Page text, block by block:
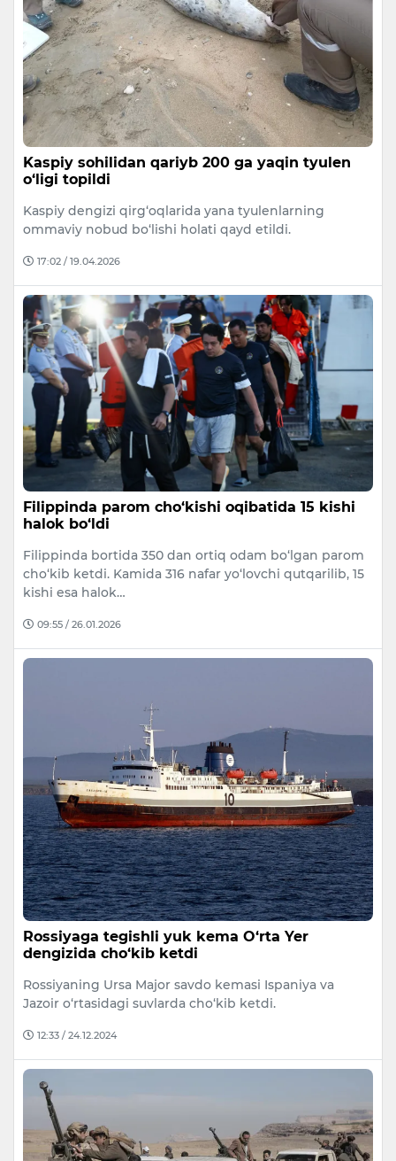
Kaspiy sohilidan qariyb 200 ga yaqin tyulen
o‘ligi topildi
Kaspiy dengizi qirg‘oqlarida yana tyulenlarning
ommaviy nobud bo‘lishi holati qayd etildi.
17:02 / 19.04.2026
Filippinda parom cho‘kishi oqibatida 15 kishi
halok bo‘ldi
Filippinda bortida 350 dan ortiq odam bo‘lgan parom
cho‘kib ketdi. Kamida 316 nafar yo‘lovchi qutqarilib, 15
kishi esa halok…
09:55 / 26.01.2026
Rossiyaga tegishli yuk kema O‘rta Yer
dengizida cho‘kib ketdi
Rossiyaning Ursa Major savdo kemasi Ispaniya va
Jazoir o‘rtasidagi suvlarda cho‘kib ketdi.
12:33 / 24.12.2024